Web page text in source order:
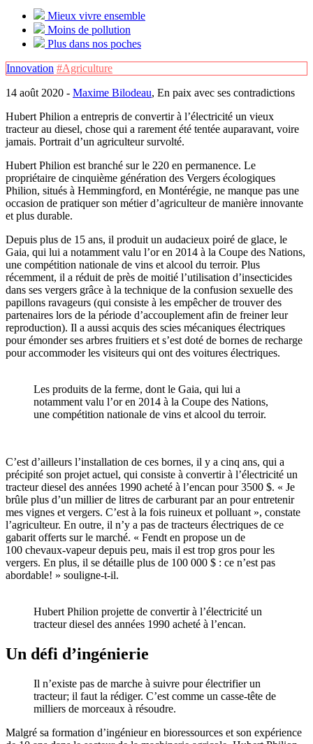
Mieux vivre ensemble
Moins de pollution
Plus dans nos poches
Innovation #Agriculture
14 août 2020 - Maxime Bilodeau, En paix avec ses contradictions
Hubert Philion a entrepris de convertir à l’électricité un vieux
tracteur au diesel, chose qui a rarement été tentée auparavant, voire
jamais. Portrait d’un agriculteur survolté.
Hubert Philion est branché sur le 220 en permanence. Le
propriétaire de cinquième génération des Vergers écologiques
Philion, situés à Hemmingford, en Montérégie, ne manque pas une
occasion de pratiquer son métier d’agriculteur de manière innovante
et plus durable.
Depuis plus de 15 ans, il produit un audacieux poiré de glace, le
Gaia, qui lui a notamment valu l’or en 2014 à la Coupe des Nations,
une compétition nationale de vins et alcool du terroir. Plus
récemment, il a réduit de près de moitié l’utilisation d’insecticides
dans ses vergers grâce à la technique de la confusion sexuelle des
papillons ravageurs (qui consiste à les empêcher de trouver des
partenaires lors de la période d’accouplement afin de freiner leur
reproduction). Il a aussi acquis des scies mécaniques électriques
pour émonder ses arbres fruitiers et s’est doté de bornes de recharge
pour accommoder les visiteurs qui ont des voitures électriques.
Les produits de la ferme, dont le Gaia, qui lui a
notamment valu l’or en 2014 à la Coupe des Nations,
une compétition nationale de vins et alcool du terroir.
C’est d’ailleurs l’installation de ces bornes, il y a cinq ans, qui a
précipité son projet actuel, qui consiste à convertir à l’électricité un
tracteur diesel des années 1990 acheté à l’encan pour 3500 $. « Je
brûle plus d’un millier de litres de carburant par an pour entretenir
mes vignes et vergers. C’est à la fois ruineux et polluant », constate
l’agriculteur. En outre, il n’y a pas de tracteurs électriques de ce
gabarit offerts sur le marché. « Fendt en propose un de
100 chevaux-vapeur depuis peu, mais il est trop gros pour les
vergers. En plus, il se détaille plus de 100 000 $ : ce n’est pas
abordable! » souligne-t-il.
Hubert Philion projette de convertir à l’électricité un
tracteur diesel des années 1990 acheté à l’encan.
Un défi d’ingénierie
Il n’existe pas de marche à suivre pour électrifier un
tracteur; il faut la rédiger. C’est comme un casse-tête de
milliers de morceaux à résoudre.
Malgré sa formation d’ingénieur en bioressources et son expérience